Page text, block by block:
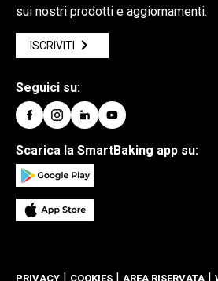
sui nostri prodotti e aggiornamenti.
ISCRIVITI
Seguici su:
Scarica la SmartBaking app su:
PRIVACY | COOKIES | AREA RISERVATA |